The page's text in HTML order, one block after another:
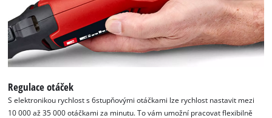
Regulace otáček
S elektronikou rychlost s 6stupňovými otáčkami lze rychlost nastavit mezi
10 000 až 35 000 otáčkami za minutu. To vám umožní pracovat flexibilně